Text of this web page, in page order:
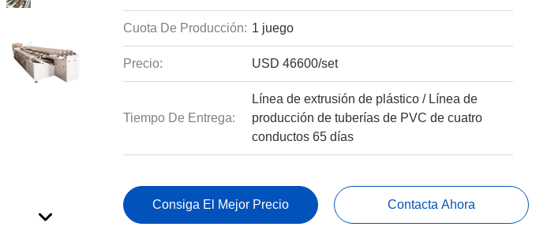
Cuota De Producción: 1 juego
Precio: USD 46600/set
Tiempo De Entrega:
Línea de extrusión de plástico / Línea de
producción de tuberías de PVC de cuatro
conductos 65 días
Consiga El Mejor Precio Contacta Ahora